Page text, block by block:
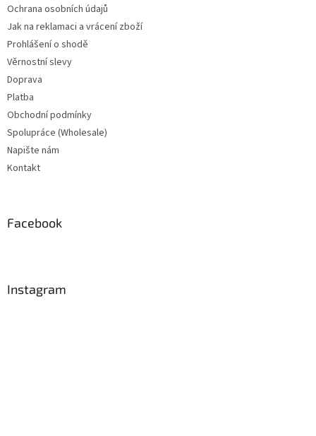
Ochrana osobních údajů
Jak na reklamaci a vrácení zboží
Prohlášení o shodě
Věrnostní slevy
Doprava
Platba
Obchodní podmínky
Spolupráce (Wholesale)
Napište nám
Kontakt
Facebook
Instagram